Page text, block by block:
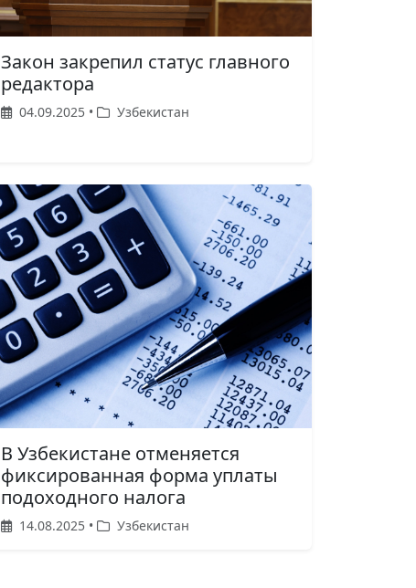
Закон закрепил статус главного
редактора
04.09.2025 • Узбекистан
В Узбекистане отменяется
фиксированная форма уплаты
подоходного налога
14.08.2025 • Узбекистан